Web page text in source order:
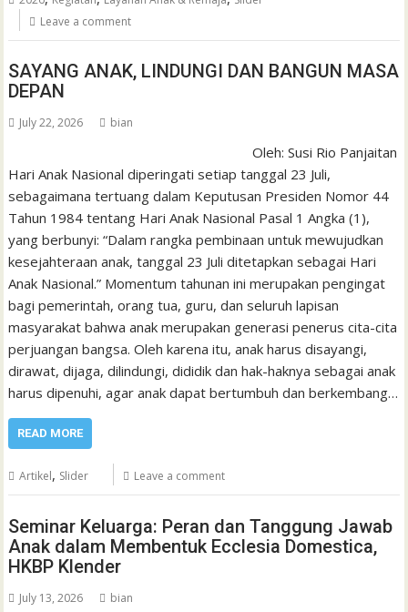
Leave a comment
SAYANG ANAK, LINDUNGI DAN BANGUN MASA
DEPAN
July 22, 2026 bian
Oleh: Susi Rio Panjaitan
Hari Anak Nasional diperingati setiap tanggal 23 Juli,
sebagaimana tertuang dalam Keputusan Presiden Nomor 44
Tahun 1984 tentang Hari Anak Nasional Pasal 1 Angka (1),
yang berbunyi: “Dalam rangka pembinaan untuk mewujudkan
kesejahteraan anak, tanggal 23 Juli ditetapkan sebagai Hari
Anak Nasional.” Momentum tahunan ini merupakan pengingat
bagi pemerintah, orang tua, guru, dan seluruh lapisan
masyarakat bahwa anak merupakan generasi penerus cita-cita
perjuangan bangsa. Oleh karena itu, anak harus disayangi,
dirawat, dijaga, dilindungi, dididik dan hak-haknya sebagai anak
harus dipenuhi, agar anak dapat bertumbuh dan berkembang…
READ MORE
Artikel, Slider Leave a comment
Seminar Keluarga: Peran dan Tanggung Jawab
Anak dalam Membentuk Ecclesia Domestica,
HKBP Klender
July 13, 2026 bian